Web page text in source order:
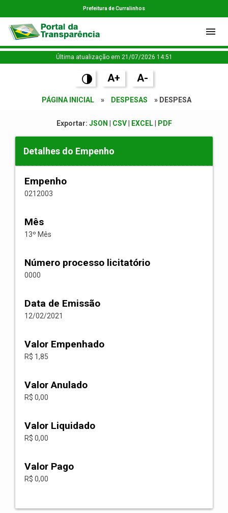
Prefeitura de Curralinhos
Última atualização em 21/07/2026 14:51
A+ A-
PÁGINA INICIAL » DESPESAS » DESPESA
Exportar: JSON CSV| EXCEL| PDF
Detalhes do Empenho
Empenho
0212003
Mês
13º Mês
Número processo licitatório
0000
Data de Emissão
12/02/2021
Valor Empenhado
R$ 1,85
Valor Anulado
R$ 0,00
Valor Liquidado
R$ 0,00
Valor Pago
R$ 0,00